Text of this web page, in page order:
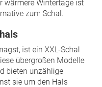
wärmere Wintertage ist
zum Schal.
ist ein XXL-Schal
übergroßen Modelle
bieten unzählige
sie um den Hals